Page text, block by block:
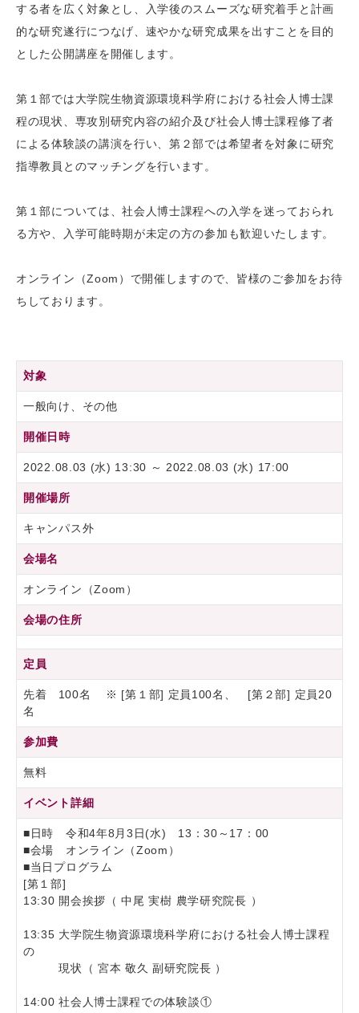
する者を広く対象とし、入学後のスムーズな研究着手と計画
的な研究遂行につなげ、速やかな研究成果を出すことを目的
とした公開講座を開催します。
第１部では大学院生物資源環境科学府における社会人博士課
程の現状、専攻別研究内容の紹介及び社会人博士課程修了者
による体験談の講演を行い、第２部では希望者を対象に研究
指導教員とのマッチングを行います。
第１部については、社会人博士課程への入学を迷っておられ
る方や、入学可能時期が未定の方の参加も歓迎いたします。
オンライン（Zoom）で開催しますので、皆様のご参加をお待
ちしております。
対象
一般向け、その他
開催日時
2022.08.03 (水) 13:30 ～ 2022.08.03 (水) 17:00
開催場所
キャンパス外
会場名
オンライン（Zoom）
会場の住所
定員
先着 100名 ※ [第１部] 定員100名、 [第２部] 定員20
名
参加費
無料
イベント詳細
■日時 令和4年8月3日(水) 13：30～17：00
■会場 オンライン（Zoom）
■当日プログラム
[第１部]
13:30 開会挨拶（ 中尾 実樹 農学研究院長 ）
13:35 大学院生物資源環境科学府における社会人博士課程
の
現状（ 宮本 敬久 副研究院長 ）
14:00 社会人博士課程での体験談①